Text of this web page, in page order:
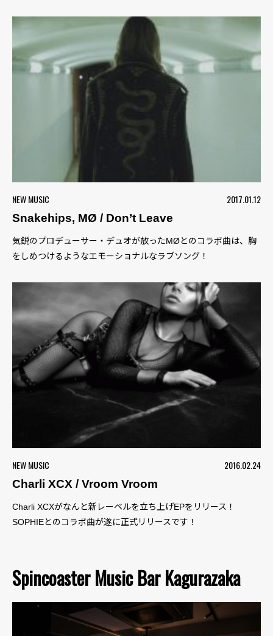
NEW MUSIC
2017.01.12
Snakehips, MØ / Don’t Leave
気鋭のプロデューサー・デュオが放ったMØとのコラボ曲は、胸
をしめつけるようなエモーショナルなラブソング！
NEW MUSIC
2016.02.24
Charli XCX / Vroom Vroom
Charli XCXがなんと新レーベルを立ち上げEPをリリース！
SOPHIEとのコラボ曲が遂に正式リリースです！
Spincoaster Music Bar Kagurazaka